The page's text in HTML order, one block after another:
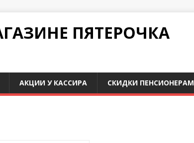
ПЯТЕРОЧКА
АКЦИИ У КАССИРА СКИДКИ ПЕНСИОНЕРАМ